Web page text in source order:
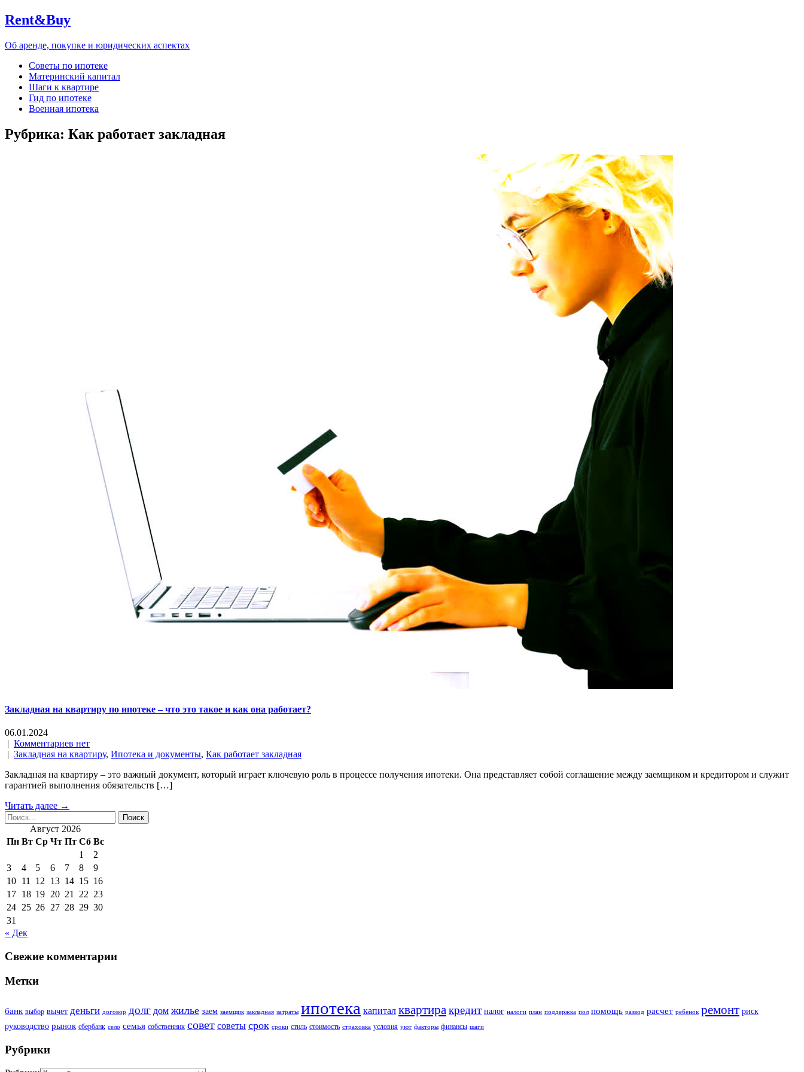
Rent&Buy
Об аренде, покупке и юридических аспектах
Советы по ипотеке
Материнский капитал
Шаги к квартире
Гид по ипотеке
Военная ипотека
Рубрика: Как работает закладная
Закладная на квартиру по ипотеке – что это такое и как она работает?
06.01.2024
| Комментариев нет
| Закладная на квартиру, Ипотека и документы, Как работает закладная
Закладная на квартиру – это важный документ, который играет ключевую роль в процессе получения ипотеки. Она представляет собой соглашение между заемщиком и кредитором и служит
гарантией выполнения обязательств […]
Читать далее →
Август 2026
Пн Вт Ср Чт Пт Сб Вс
1
2
3
4 5 6 7 8
9
10 11 12 13 14 15 16
17 18 19 20 21 22 23
24 25 26 27 28 29 30
31
« Дек
Свежие комментарии
Метки
банк выбор вычет деньги договор долг дом жилье заем заемщик закладная затраты ипотека капитал квартиракредит налог налоги план поддержка пол помощь развод расчет ребенок ремонт риск
руководство рынок сбербанк село семья собственник совет советы срок сроки стиль стоимость страховка условия уют факторы финансы шаги
Рубрики